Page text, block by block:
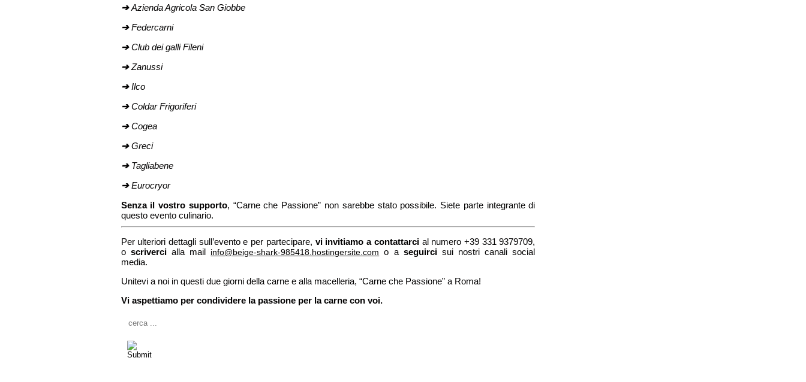
➔Azienda Agricola San Giobbe
➔Federcarni
➔Club dei galli Fileni
➔Zanussi
➔Ilco
➔Coldar Frigoriferi
➔Cogea
➔Greci
➔ Tagliabene
➔Eurocryor
Senza il vostro supporto, “Carne che Passione” non sarebbe stato possibile. Siete parte integrante di
questo evento culinario.
Per ulteriori dettagli sull’evento e per partecipare, vi invitiamo a contattarcial numero +39 331 9379709,
o scriverci alla mail info@beige-shark-985418.hostingersite.com o a seguirci sui nostri canali social
media.
Unitevi a noi in questi due giorni della carne e alla macelleria, “Carne che Passione” a Roma!
Vi aspettiamo per condividere la passione per la carne con voi.